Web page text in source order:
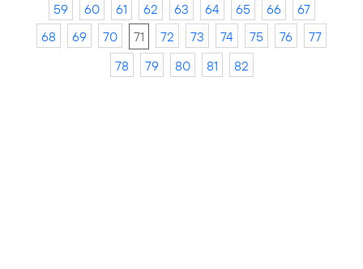
59
60 61 62 63 64 65 66
67
68
69 70 71 72 73 74 75 76
77
78
79 80 81 82